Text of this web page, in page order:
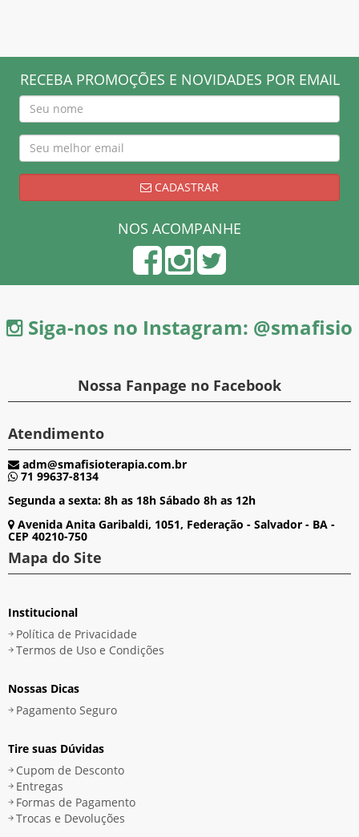
RECEBA PROMOÇÕES E NOVIDADES POR EMAIL
CADASTRAR
NOS ACOMPANHE
Siga-nos no Instagram: @smafisio
Nossa Fanpage no Facebook
Atendimento
adm@smafisioterapia.com.br
71 99637-8134
Segunda a sexta: 8h as 18h Sábado 8h as 12h
Avenida Anita Garibaldi, 1051, Federação - Salvador - BA -
CEP 40210-750
Mapa do Site
Institucional
Política de Privacidade
Termos de Uso e Condições
Nossas Dicas
Pagamento Seguro
Tire suas Dúvidas
Cupom de Desconto
Entregas
Formas de Pagamento
Trocas e Devoluções